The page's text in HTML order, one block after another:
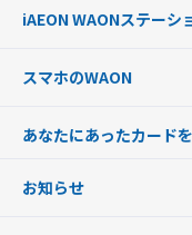
チャージ上限金額の変更に
iAEON WAONステーシ
スマホのWAON
あなたにあったカード
フードバンク応援WAON
お知らせ